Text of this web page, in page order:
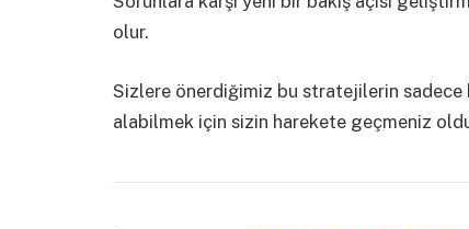
olur.
Sizlere önerdiğimiz bu stratejilerin sadece
alabilmek için sizin harekete geçmeniz